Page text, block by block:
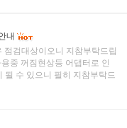
내
점검대상이오니 지참부탁드립
중 꺼짐현상등 어댑터로 인
될 수 있으니 필히 지참부탁드